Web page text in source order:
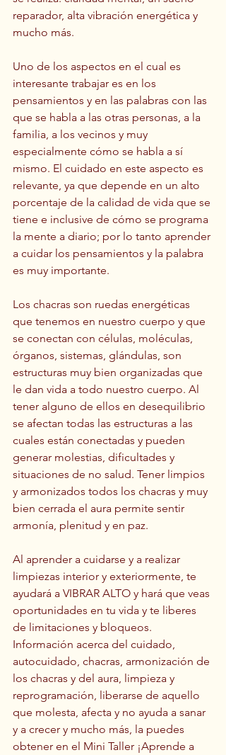
reparador, alta vibración energética y
mucho más.
Uno de los aspectos en el cual es
interesante trabajar es en los
pensamientos y en las palabras con las
que se habla a las otras personas, a la
familia, a los vecinos y muy
especialmente cómo se habla a sí
mismo. El cuidado en este aspecto es
relevante, ya que depende en un alto
porcentaje de la calidad de vida que se
tiene e inclusive de cómo se programa
la mente a diario; por lo tanto aprender
a cuidar los pensamientos y la palabra
es muy importante.
Los chacras son ruedas energéticas
que tenemos en nuestro cuerpo y que
se conectan con células, moléculas,
órganos, sistemas, glándulas, son
estructuras muy bien organizadas que
le dan vida a todo nuestro cuerpo. Al
tener alguno de ellos en desequilibrio
se afectan todas las estructuras a las
cuales están conectadas y pueden
generar molestias, dificultades y
situaciones de no salud. Tener limpios
y armonizados todos los chacras y muy
bien cerrada el aura permite sentir
armonía, plenitud y en paz.
Al aprender a cuidarse y a realizar
limpiezas interior y exteriormente, te
ayudará a VIBRAR ALTO y hará que veas
oportunidades en tu vida y te liberes
de limitaciones y bloqueos.
Información acerca del cuidado,
autocuidado, chacras, armonización de
los chacras y del aura, limpieza y
reprogramación, liberarse de aquello
que molesta, afecta y no ayuda a sanar
y a crecer y mucho más, la puedes
obtener en el Mini Taller ¡Aprende a